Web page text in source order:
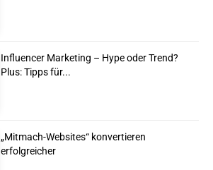
Influencer Marketing – Hype oder Trend?
Plus: Tipps für...
„Mitmach-Websites“ konvertieren
erfolgreicher